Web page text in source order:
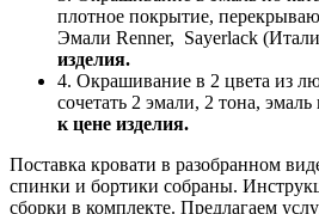
плотное покрытие,
Эмали Renner, Sayerlack
изделия.
4. Окрашивание в 2 цвета из
сочетать 2 эмали, 2 тона,
к цене изделия.
Поставка кровати в разобранном
спинки и бортики собраны.
сборки в комплекте. Предлагаем